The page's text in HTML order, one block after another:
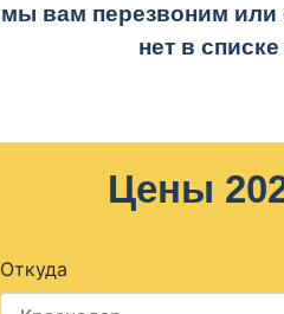
вам перезвоним или
нет в
Цены
Откуда